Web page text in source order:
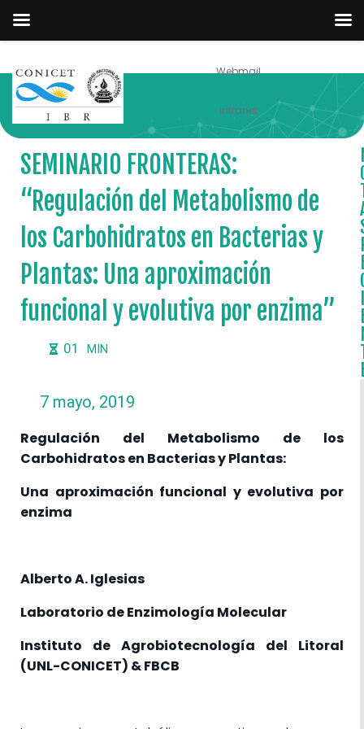
Webmail
Intranet
NOTICIAS
SEMINARIO FRONTERAS:
“Regulación del Metabolismo de
los Carbohidratos en Bacterias y
Plantas: Una aproximación
funcional y evolutiva por enzima”
01 MIN
7 mayo, 2019
Regulación del Metabolismo de los
Carbohidratos en Bacterias y Plantas:
Una aproximación funcional y evolutiva por
enzima
Alberto A. Iglesias
Laboratorio de Enzimología Molecular
Instituto de Agrobiotecnología del Litoral
(UNL-CONICET) & FBCB